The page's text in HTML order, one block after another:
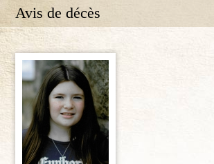
Avis de décès